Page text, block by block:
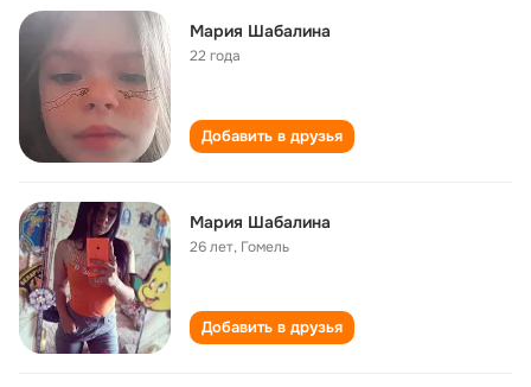
Мария Шабалина
22 года
Добавить в друзья
Мария Шабалина
26 лет, Гомель
Добавить в друзья